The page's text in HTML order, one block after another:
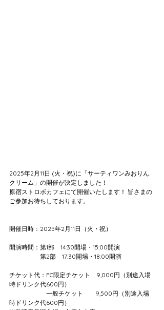
2025年2月11日 (火・祝)に「サーティワンみおりん
クリーム」の開催が決定しました！
原宿ストロボカフェにて開催いたします！ 皆さまの
ご参加お待ちしております。
開催日時：2025年2月11日（火・祝）
開演時間：第1部　14:30開場・15:00開演
第2部　17:30開場・18:00開演
チケット代：FC限定チケット　9,000円（別途入場
時ドリンク代600円）
一般チケット　    9,500円（別途入場
時ドリンク代600円）